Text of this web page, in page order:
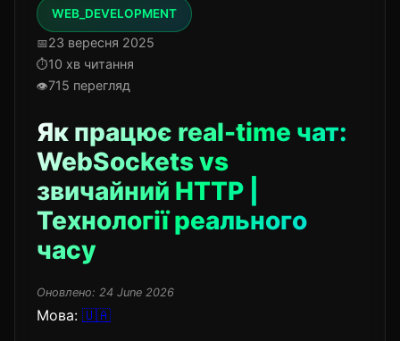
WEB_DEVELOPMENT
23 вересня 2025
10 хв читання
715 перегляд
Як працює real-time чат:
WebSockets vs
звичайний HTTP |
Технології реального
часу
Оновлено: 24 June 2026
Мова: 🇺🇦